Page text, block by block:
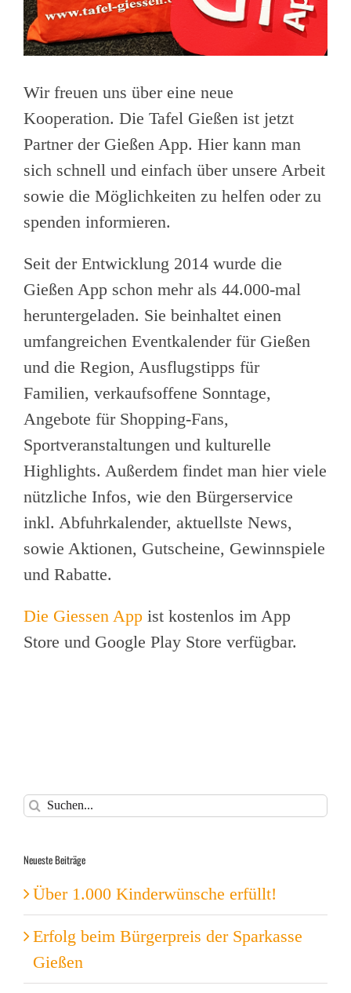
Wir freuen uns über eine neue
Kooperation. Die Tafel Gießen ist jetzt
Partner der Gießen App. Hier kann man
sich schnell und einfach über unsere Arbeit
sowie die Möglichkeiten zu helfen oder zu
spenden informieren.
Seit der Entwicklung 2014 wurde die
Gießen App schon mehr als 44.000-mal
heruntergeladen. Sie beinhaltet einen
umfangreichen Eventkalender für Gießen
und die Region, Ausflugstipps für
Familien, verkaufsoffene Sonntage,
Angebote für Shopping-Fans,
Sportveranstaltungen und kulturelle
Highlights. Außerdem findet man hier viele
nützliche Infos, wie den Bürgerservice
inkl. Abfuhrkalender, aktuellste News,
sowie Aktionen, Gutscheine, Gewinnspiele
und Rabatte.
Die Giessen App ist kostenlos im App
Store und Google Play Store verfügbar.
Suche
Neueste Beiträge
Über 1.000 Kinderwünsche erfüllt!
Erfolg beim Bürgerpreis der Sparkasse
Gießen